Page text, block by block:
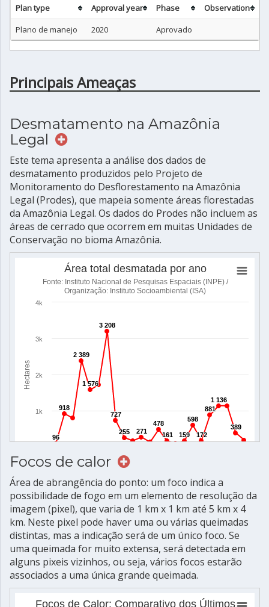
Plan type Approval year Phase
Observation
Plano de manejo
2020 Aprovado
Principais Ameaças
Desmatamento na Amazônia
Legal
Este tema apresenta a análise dos dados de
desmatamento produzidos pelo Projeto de
Monitoramento do Desflorestamento na Amazônia
Legal (Prodes), que mapeia somente áreas florestadas
da Amazônia Legal. Os dados do Prodes não incluem as
áreas de cerrado que ocorrem em muitas Unidades de
Conservação no bioma Amazônia.
Focos de calor
Área de abrangência do ponto: um foco indica a
possibilidade de fogo em um elemento de resolução da
imagem (pixel), que varia de 1 km x 1 km até 5 km x 4
km. Neste pixel pode haver uma ou várias queimadas
distintas, mas a indicação será de um único foco. Se
uma queimada for muito extensa, será detectada em
alguns pixeis vizinhos, ou seja, vários focos estarão
associados a uma única grande queimada.